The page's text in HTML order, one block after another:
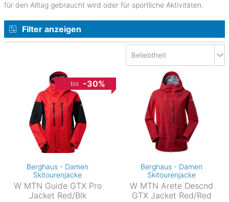
für den Alltag gebraucht wird oder für sportliche Aktivitäten.
Filter anzeigen
bis -30%
Berghaus - Damen
Skitourenjacke
W MTN Guide GTX Pro
Jacket Red/Blk
Berghaus - Damen
Skitourenjacke
W MTN Arete Descnd
GTX Jacket Red/Red